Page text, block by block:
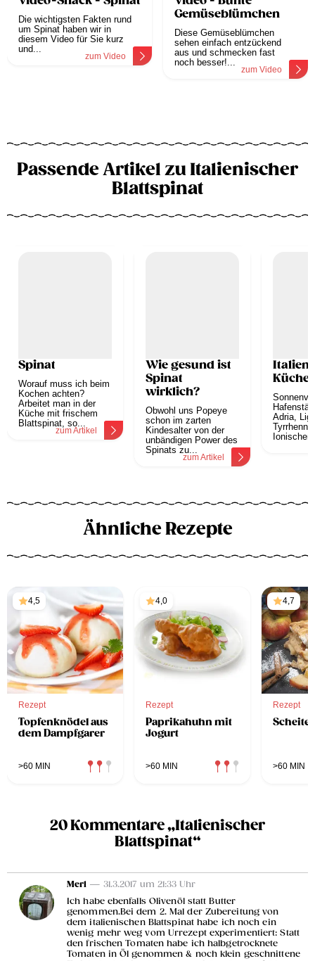
Die wichtigsten Fakten rund
um Spinat haben wir in
diesem Video für Sie kurz
und...
zum Video
Gemüseblümchen
Diese Gemüseblümchen
sehen einfach entzückend
aus und schmecken fast
noch besser!...
zum Video
Passende Artikel zu Italienischer
Blattspinat
Spinat
Worauf muss ich beim
Kochen achten?
Arbeitet man in der
Küche mit frischem
Blattspinat, so...
zum Artikel
Wie gesund ist
Spinat
wirklich?
Obwohl uns Popeye
schon im zarten
Kindesalter von der
unbändigen Power des
Spinats zu...
zum Artikel
Küche
Adria,
Ähnliche Rezepte
4,5
Rezept
Topfenknödel aus
dem Dampfgarer
>60 MIN
4,0
Rezept
Paprikahuhn mit
Jogurt
>60 MIN
4,7
Rezept
>60 MIN
20 Kommentare „Italienischer
Blattspinat“
Merl — 31.3.2017 um 21:33 Uhr
Ich habe ebenfalls Olivenöl statt Butter
genommen.Bei dem 2. Mal der Zubereitung von
dem italienischen Blattspinat habe ich noch ein
wenig mehr weg vom Urrezept experimentiert: Statt
den frischen Tomaten habe ich halbgetrocknete
Tomaten in Öl genommen & noch klein geschnittene